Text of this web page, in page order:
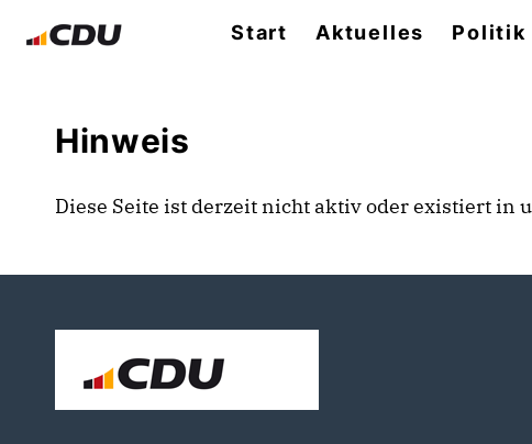
Start Aktuelles Politik
Hinweis
Diese Seite ist derzeit nicht aktiv oder existiert in